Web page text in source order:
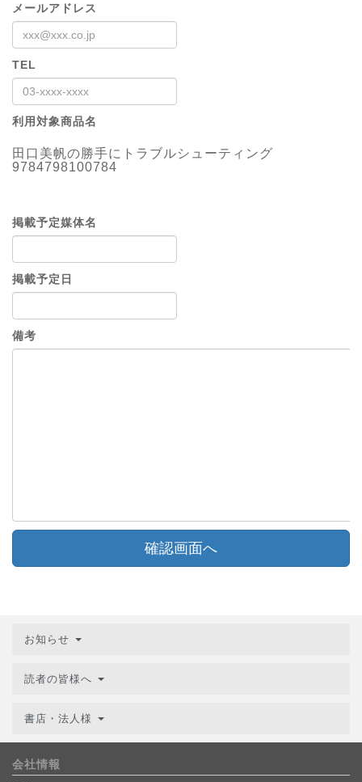
メールアドレス
TEL
利用対象商品名
田口美帆の勝手にトラブルシューティング
9784798100784
掲載予定媒体名
掲載予定日
備考
確認画面へ
お知らせ
読者の皆様へ
書店・法人様
会社情報